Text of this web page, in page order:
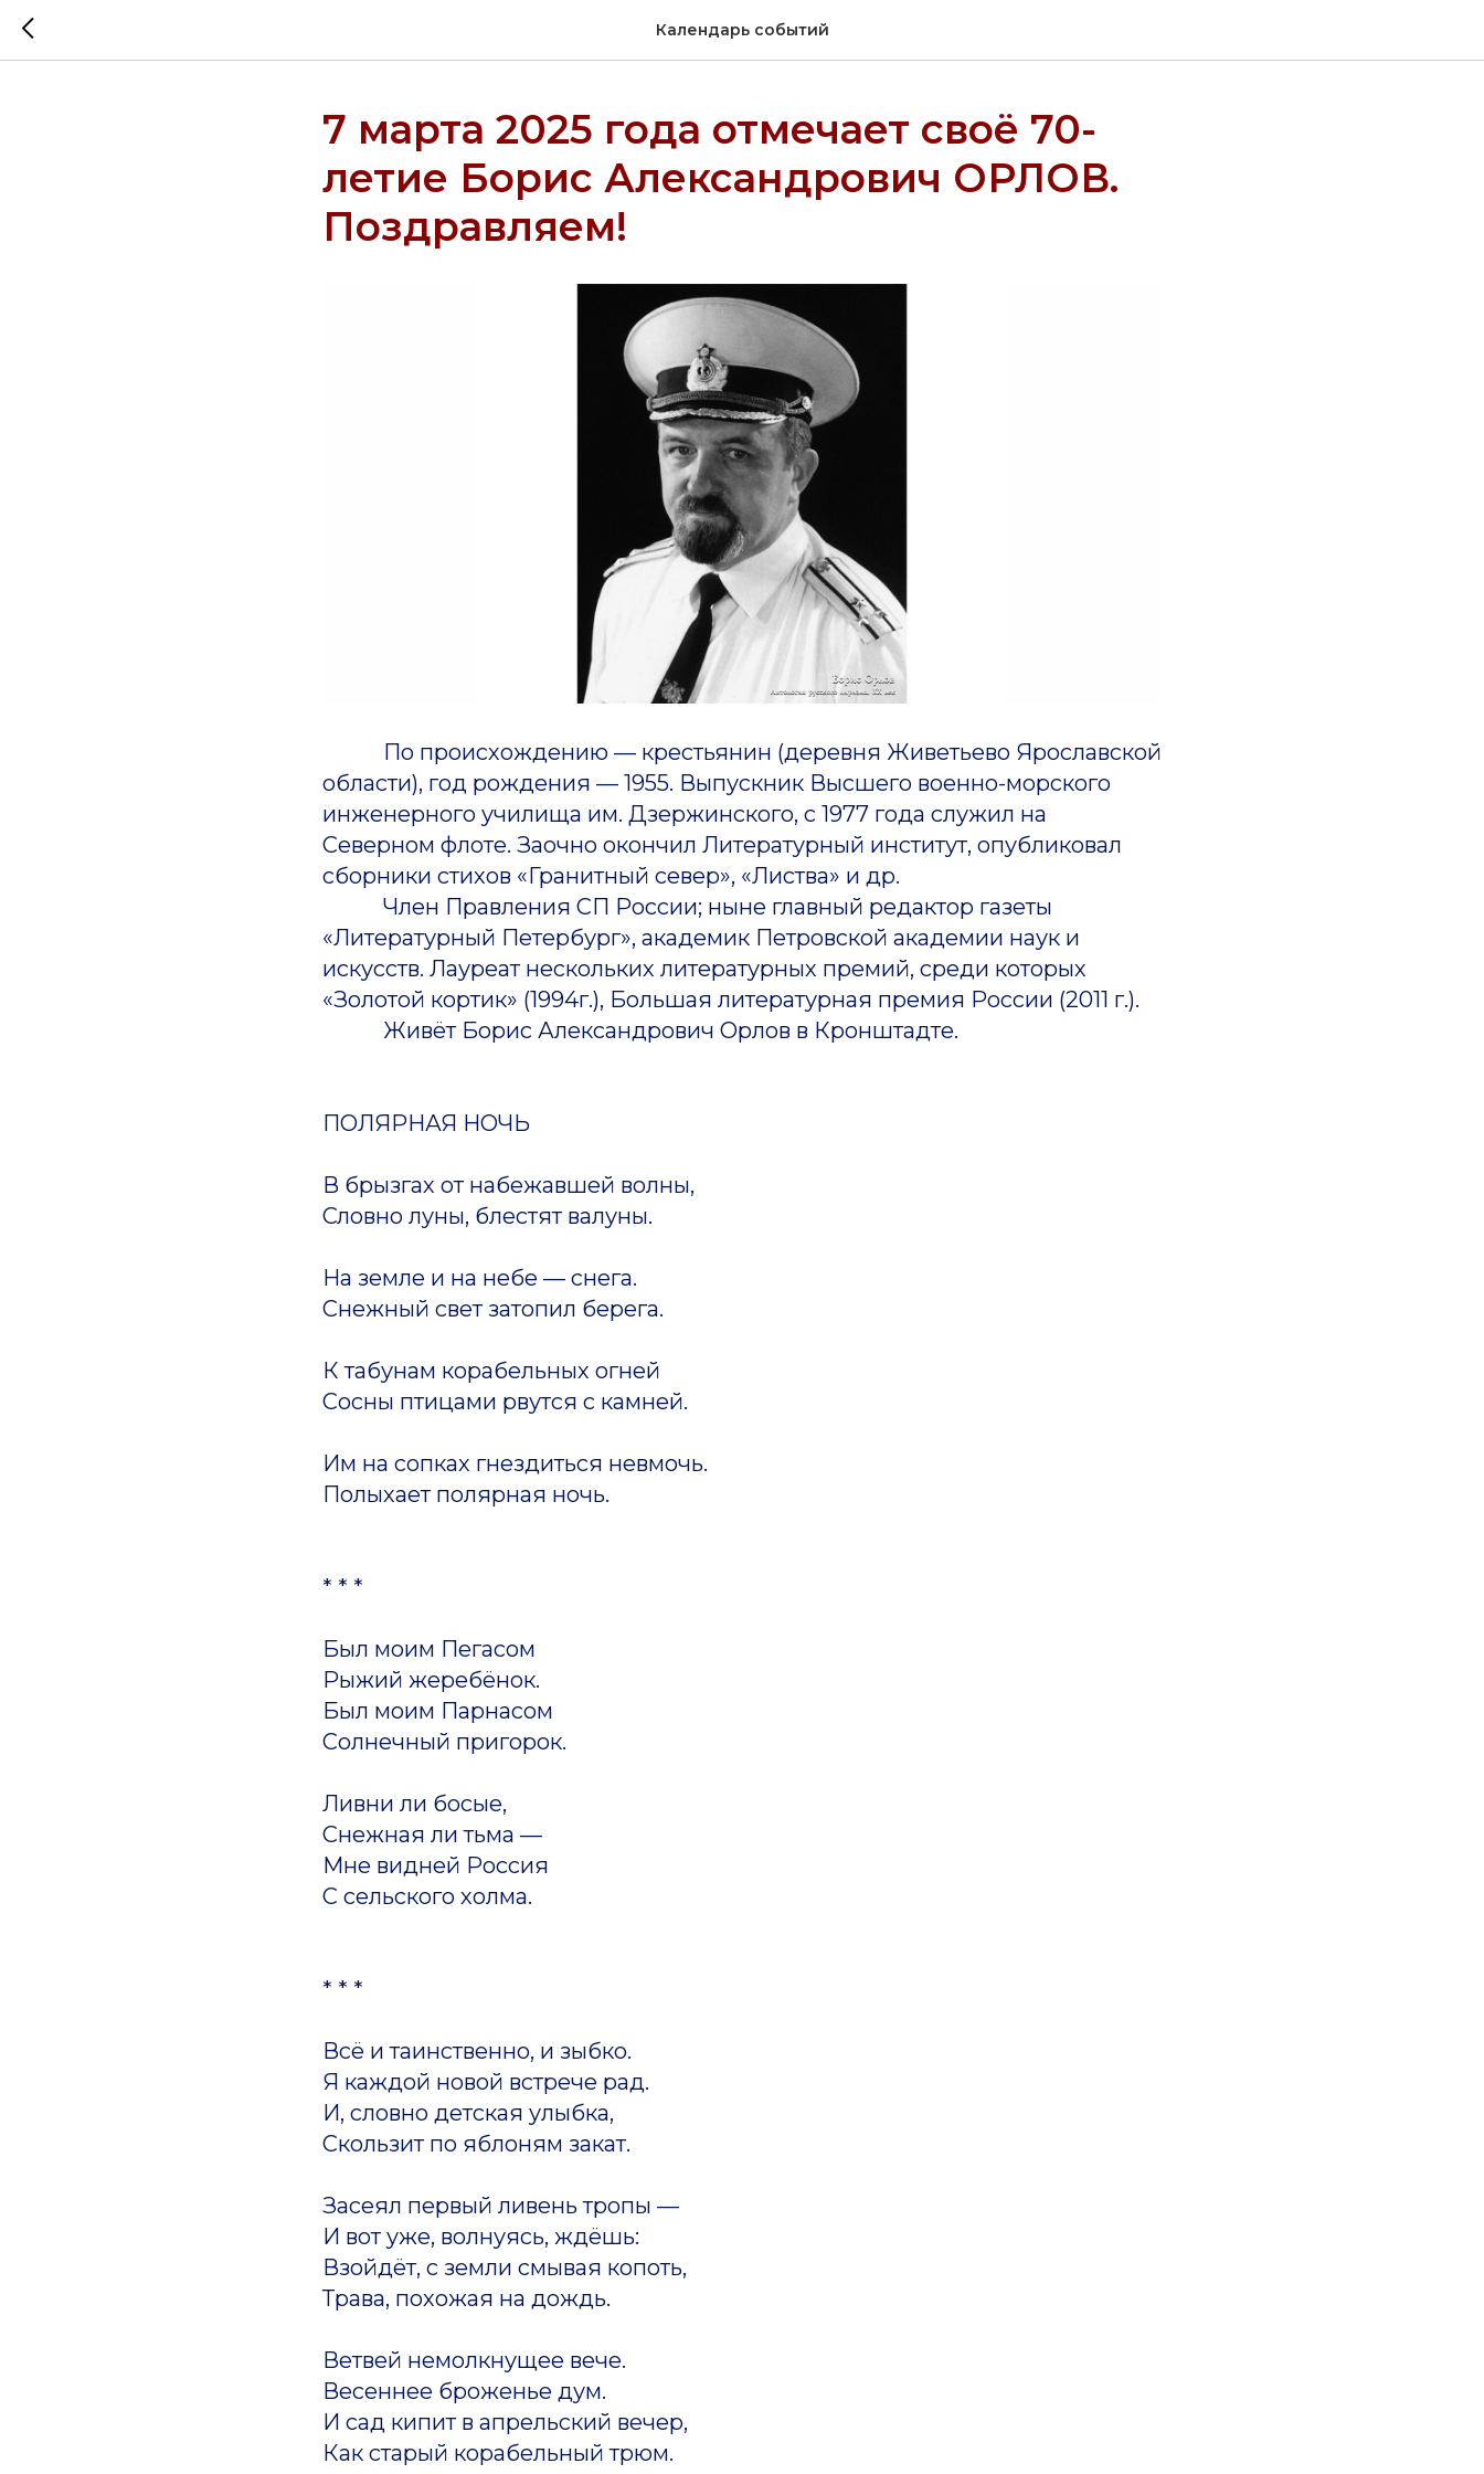
Календарь событий
7 марта 2025 года отмечает своё 70-
летие Борис Александрович ОРЛОВ.
Поздравляем!
По происхождению — крестьянин (деревня Живетьево Ярославской
области), год рождения — 1955. Выпускник Высшего военно-морского
инженерного училища им. Дзержинского, с 1977 года служил на
Северном флоте. Заочно окончил Литературный институт, опубликовал
сборники стихов «Гранитный север», «Листва» и др.
Член Правления СП России; ныне главный редактор газеты
«Литературный Петербург», академик Петровской академии наук и
искусств. Лауреат нескольких литературных премий, среди которых
«Золотой кортик» (1994г.), Большая литературная премия России (2011 г.).
Живёт Борис Александрович Орлов в Кронштадте.
ПОЛЯРНАЯ НОЧЬ
В брызгах от набежавшей волны,
Словно луны, блестят валуны.
На земле и на небе — снега.
Снежный свет затопил берега.
К табунам корабельных огней
Сосны птицами рвутся с камней.
Им на сопках гнездиться невмочь.
Полыхает полярная ночь.
* * *
Был моим Пегасом
Рыжий жеребёнок.
Был моим Парнасом
Солнечный пригорок.
Ливни ли босые,
Снежная ли тьма —
Мне видней Россия
С сельского холма.
* * *
Всё и таинственно, и зыбко.
Я каждой новой встрече рад.
И, словно детская улыбка,
Скользит по яблоням закат.
Засеял первый ливень тропы —
И вот уже, волнуясь, ждёшь:
Взойдёт, с земли смывая копоть,
Трава, похожая на дождь.
Ветвей немолкнущее вече.
Весеннее броженье дум.
И сад кипит в апрельский вечер,
Как старый корабельный трюм.